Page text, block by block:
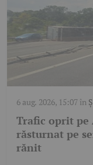
6 aug. 2026, 15:07în
Trafic oprit pe
răsturnat pe
rănit